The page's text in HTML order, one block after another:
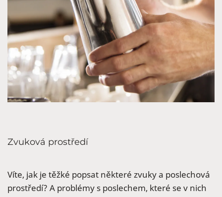
Zvuková prostředí
Víte, jak je těžké popsat některé zvuky a poslechová
prostředí? A problémy s poslechem, které se v nich